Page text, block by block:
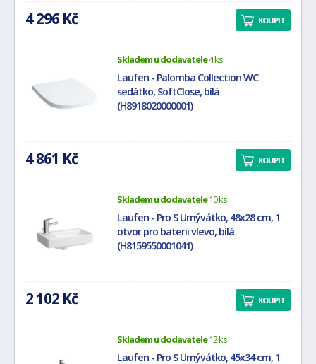
4 296 Kč KOUPIT
Skladem u dodavatele4 ks
Laufen - Palomba Collection WC
sedátko, SoftClose, bílá
(H8918020000001)
4 861 Kč KOUPIT
Skladem u dodavatele10 ks
Laufen - Pro S Umývátko, 48x28 cm, 1
otvor pro baterii vlevo, bílá
(H8159550001041)
2 102 Kč KOUPIT
Skladem u dodavatele12 ks
Laufen - Pro S Umývátko, 45x34 cm, 1